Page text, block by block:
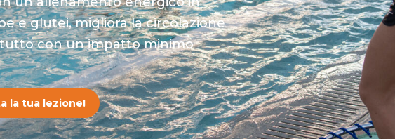
e glutei, migliora la circolazione
con un impatto minimo
la tua lezione!